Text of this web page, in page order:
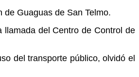
Guaguas de San Telmo.
llamada del Centro de Control de
del transporte público, olvidó el